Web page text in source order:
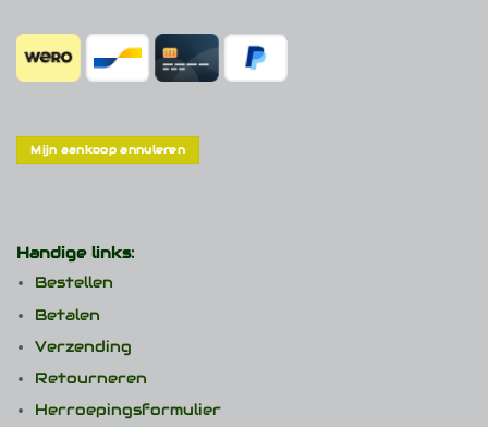
Mijn aankoop annuleren
Handige links:
Bestellen
Betalen
Verzending
Retourneren
Herroepingsformulier